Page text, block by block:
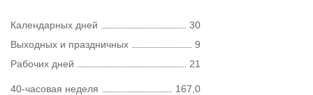
Календарных дней
30
Выходных и праздничных
9
Рабочих дней
21
40-часовая неделя
167,0